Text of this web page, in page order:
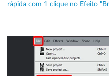
rápida com 1 clique no Efeito